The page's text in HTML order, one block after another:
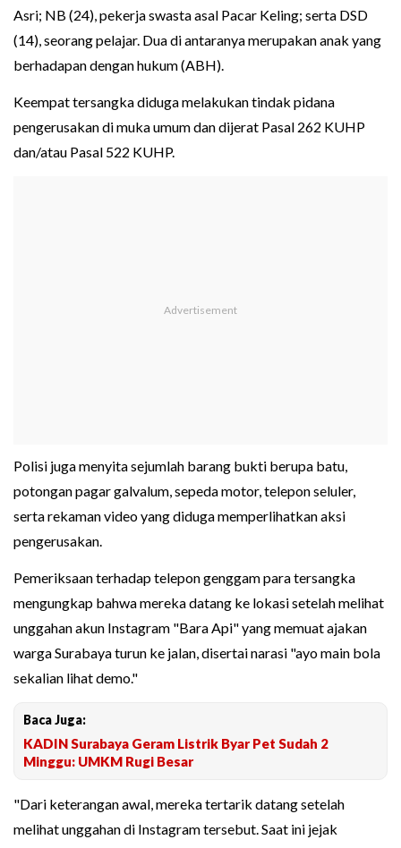
Asri; NB (24), pekerja swasta asal Pacar Keling; serta DSD
(14), seorang pelajar. Dua di antaranya merupakan anak yang
berhadapan dengan hukum (ABH).
Keempat tersangka diduga melakukan tindak pidana
pengerusakan di muka umum dan dijerat Pasal 262 KUHP
dan/atau Pasal 522 KUHP.
Polisi juga menyita sejumlah barang bukti berupa batu,
potongan pagar galvalum, sepeda motor, telepon seluler,
serta rekaman video yang diduga memperlihatkan aksi
pengerusakan.
Pemeriksaan terhadap telepon genggam para tersangka
mengungkap bahwa mereka datang ke lokasi setelah melihat
unggahan akun Instagram "Bara Api" yang memuat ajakan
warga Surabaya turun ke jalan, disertai narasi "ayo main bola
sekalian lihat demo."
Baca Juga:
KADIN Surabaya Geram Listrik Byar Pet Sudah 2
Minggu: UMKM Rugi Besar
"Dari keterangan awal, mereka tertarik datang setelah
melihat unggahan di Instagram tersebut. Saat ini jejak